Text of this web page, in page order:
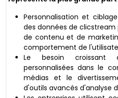
Personnalisation et
des données de
de contenu et de
comportement de
Le besoin croissant
personnalisées dans le
médias et le
d'outils avancés d'analyse